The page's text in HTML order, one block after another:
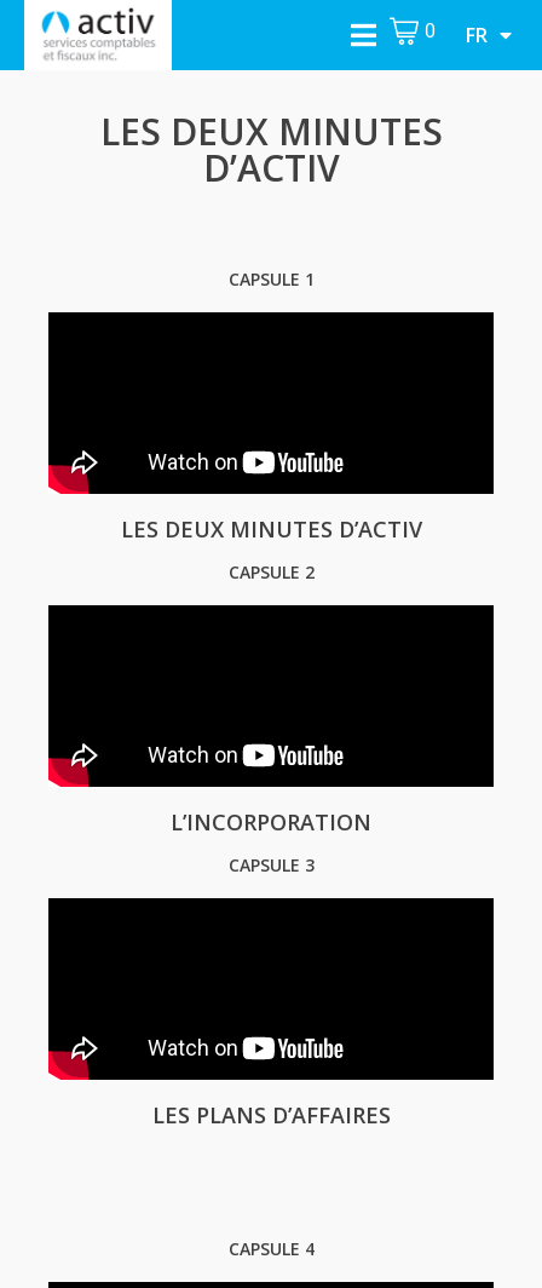
0 FR
LES DEUX MINUTES
D’ACTIV
CAPSULE 1
LES DEUX MINUTES D’ACTIV
CAPSULE 2
L’INCORPORATION
CAPSULE 3
LES PLANS D’AFFAIRES
CAPSULE 4